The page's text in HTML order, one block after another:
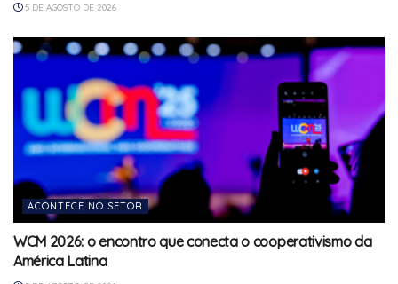
5 DE AGOSTO DE 2026
ACONTECE NO SETOR
WCM 2026: o encontro que conecta o cooperativismo da
América Latina